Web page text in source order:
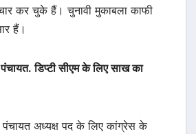
कर चुके हैं। चुनावी मुकाबला काफी
हैं।
डिप्टी सीएम के लिए साख का
पंचायत अध्यक्ष पद के लिए कांग्रेस के